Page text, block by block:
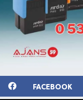
FACEBOOK